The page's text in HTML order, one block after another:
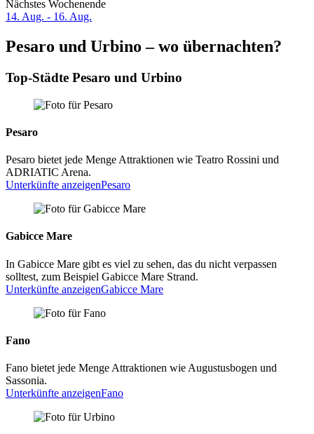
Nächstes Wochenende
14. Aug. - 16. Aug.
Pesaro und Urbino – wo übernachten?
Top-Städte Pesaro und Urbino
Pesaro
Pesaro bietet jede Menge Attraktionen wie Teatro Rossini und
ADRIATIC Arena.
Unterkünfte anzeigenPesaro
Gabicce Mare
In Gabicce Mare gibt es viel zu sehen, das du nicht verpassen
solltest, zum Beispiel Gabicce Mare Strand.
Unterkünfte anzeigenGabicce Mare
Fano
Fano bietet jede Menge Attraktionen wie Augustusbogen und
Sassonia.
Unterkünfte anzeigenFano